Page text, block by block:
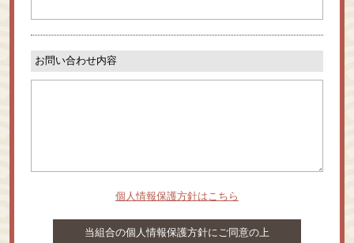
お問い合わせ内容
個人情報保護方針はこちら
当組合の個人情報保護方針にご同意の上